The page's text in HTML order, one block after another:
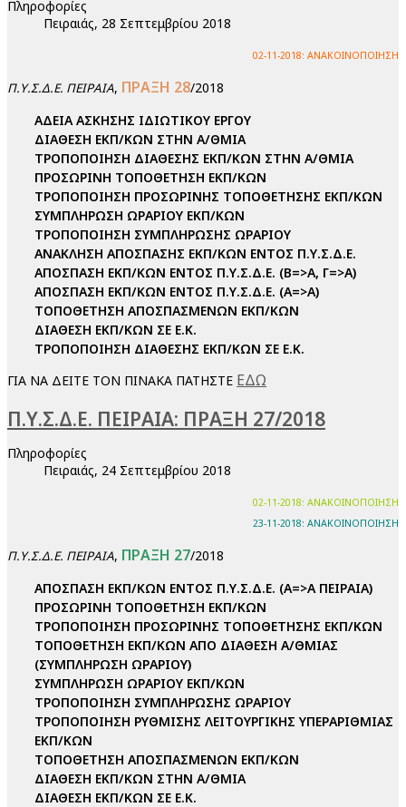
Πληροφορίες
Πειραιάς, 28 Σεπτεμβρίου 2018
02-11-2018: ΑΝΑΚΟΙΝΟΠΟΙΗΣΗ
Π.Υ.Σ.Δ.Ε. ΠΕΙΡΑΙΑ, ΠΡΑΞΗ 28/2018
ΑΔΕΙΑ ΑΣΚΗΣΗΣ ΙΔΙΩΤΙΚΟΥ ΕΡΓΟΥ
ΔΙΑΘΕΣΗ ΕΚΠ/ΚΩΝ ΣΤΗΝ Α/ΘΜΙΑ
ΤΡΟΠΟΠΟΙΗΣΗ ΔΙΑΘΕΣΗΣ ΕΚΠ/ΚΩΝ ΣΤΗΝ Α/ΘΜΙΑ
ΠΡΟΣΩΡΙΝΗ ΤΟΠΟΘΕΤΗΣΗ ΕΚΠ/ΚΩΝ
ΤΡΟΠΟΠΟΙΗΣΗ ΠΡΟΣΩΡΙΝΗΣ ΤΟΠΟΘΕΤΗΣΗΣ ΕΚΠ/ΚΩΝ
ΣΥΜΠΛΗΡΩΣΗ ΩΡΑΡΙΟΥ ΕΚΠ/ΚΩΝ
ΤΡΟΠΟΠΟΙΗΣΗ ΣΥΜΠΛΗΡΩΣΗΣ ΩΡΑΡΙΟΥ
ΑΝΑΚΛΗΣΗ ΑΠΟΣΠΑΣΗΣ ΕΚΠ/ΚΩΝ ΕΝΤΟΣ Π.Υ.Σ.Δ.Ε.
ΑΠΟΣΠΑΣΗ ΕΚΠ/ΚΩΝ ΕΝΤΟΣ Π.Υ.Σ.Δ.Ε. (Β=>Α, Γ=>Α)
ΑΠΟΣΠΑΣΗ ΕΚΠ/ΚΩΝ ΕΝΤΟΣ Π.Υ.Σ.Δ.Ε. (Α=>Α)
ΤΟΠΟΘΕΤΗΣΗ ΑΠΟΣΠΑΣΜΕΝΩΝ ΕΚΠ/ΚΩΝ
ΔΙΑΘΕΣΗ ΕΚΠ/ΚΩΝ ΣΕ Ε.Κ.
ΤΡΟΠΟΠΟΙΗΣΗ ΔΙΑΘΕΣΗΣ ΕΚΠ/ΚΩΝ ΣΕ Ε.Κ.
ΓΙΑ ΝΑ ΔΕΙΤΕ ΤΟΝ ΠΙΝΑΚΑ ΠΑΤΗΣΤΕ ΕΔΩ
Π.Υ.Σ.Δ.Ε. ΠΕΙΡΑΙΑ: ΠΡΑΞΗ 27/2018
Πληροφορίες
Πειραιάς, 24 Σεπτεμβρίου 2018
02-11-2018: ΑΝΑΚΟΙΝΟΠΟΙΗΣΗ
23-11-2018: ΑΝΑΚΟΙΝΟΠΟΙΗΣΗ
Π.Υ.Σ.Δ.Ε. ΠΕΙΡΑΙΑ, ΠΡΑΞΗ 27/2018
ΑΠΟΣΠΑΣΗ ΕΚΠ/ΚΩΝ ΕΝΤΟΣ Π.Υ.Σ.Δ.Ε. (Α=>Α ΠΕΙΡΑΙΑ)
ΠΡΟΣΩΡΙΝΗ ΤΟΠΟΘΕΤΗΣΗ ΕΚΠ/ΚΩΝ
ΤΡΟΠΟΠΟΙΗΣΗ ΠΡΟΣΩΡΙΝΗΣ ΤΟΠΟΘΕΤΗΣΗΣ ΕΚΠ/ΚΩΝ
ΤΟΠΟΘΕΤΗΣΗ ΕΚΠ/ΚΩΝ ΑΠΟ ΔΙΑΘΕΣΗ Α/ΘΜΙΑΣ
(ΣΥΜΠΛΗΡΩΣΗ ΩΡΑΡΙΟΥ)
ΣΥΜΠΛΗΡΩΣΗ ΩΡΑΡΙΟΥ ΕΚΠ/ΚΩΝ
ΤΡΟΠΟΠΟΙΗΣΗ ΣΥΜΠΛΗΡΩΣΗΣ ΩΡΑΡΙΟΥ
ΤΡΟΠΟΠΟΙΗΣΗ ΡΥΘΜΙΣΗΣ ΛΕΙΤΟΥΡΓΙΚΗΣ ΥΠΕΡΑΡΙΘΜΙΑΣ
ΕΚΠ/ΚΩΝ
ΤΟΠΟΘΕΤΗΣΗ ΑΠΟΣΠΑΣΜΕΝΩΝ ΕΚΠ/ΚΩΝ
ΔΙΑΘΕΣΗ ΕΚΠ/ΚΩΝ ΣΤΗΝ Α/ΘΜΙΑ
ΔΙΑΘΕΣΗ ΕΚΠ/ΚΩΝ ΣΕ Ε.Κ.